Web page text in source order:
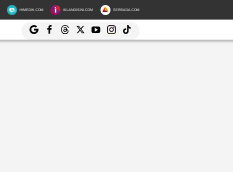
HIMEDIK.COM IKLANDISINI.COM SERBADA.COM